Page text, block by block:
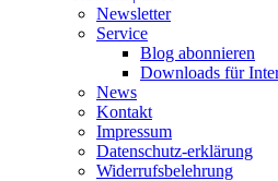
Newsletter
Service
Blog abonnieren
Downloads für
News
Kontakt
Impressum
Datenschutz-erklärung
Widerrufsbelehrung